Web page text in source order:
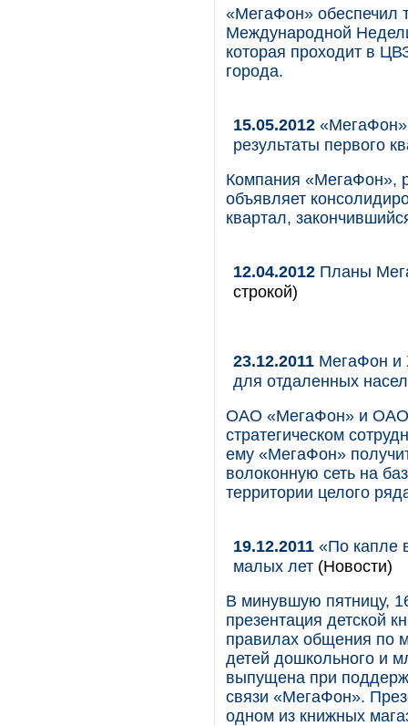
«МегаФон» обеспечил
Международной
которая проходит в
города.
15.05.2012
результаты первого
Компания «МегаФон»,
объявляет
квартал,
12.04.2012 Планы
строкой)
23.12.2011 МегаФон и
для отдаленных
ОАО «МегаФон» и ОАО
стратегическом
ему «МегаФон»
волоконную сеть на
территории целого
19.12.2011 «По капле
малых лет (Новости)
В минувшую пятницу,
презентация детской
правилах общения по
детей дошкольного и
выпущена при
связи «МегаФон».
одном из книжных